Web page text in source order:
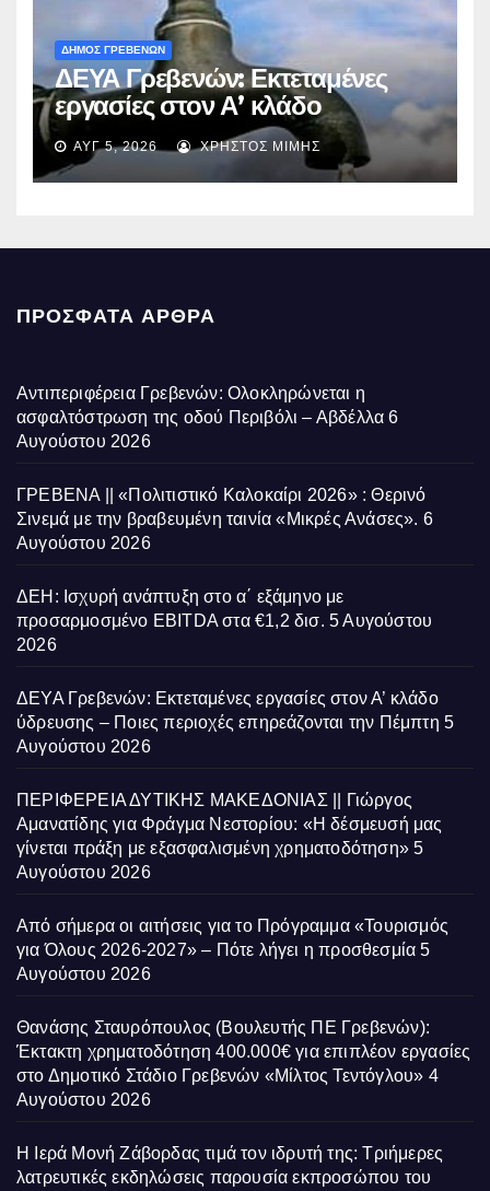
ΔΗΜΟΣ ΓΡΕΒΕΝΩΝ
ΔΕΥΑ Γρεβενών: Εκτεταμένες
εργασίες στον Α’ κλάδο
ύδρευσης – Ποιες περιοχές
επηρεάζονται την Πέμπτη
ΑΥΓ 5, 2026 ΧΡΉΣΤΟΣ ΜΊΜΗΣ
ΠΡΌΣΦΑΤΑ ΆΡΘΡΑ
Αντιπεριφέρεια Γρεβενών: Ολοκληρώνεται η
ασφαλτόστρωση της οδού Περιβόλι – Αβδέλλα 6
Αυγούστου 2026
ΓΡΕΒΕΝΑ || «Πολιτιστικό Καλοκαίρι 2026» : Θερινό
Σινεμά με την βραβευμένη ταινία «Μικρές Ανάσες». 6
Αυγούστου 2026
ΔΕΗ: Ισχυρή ανάπτυξη στο α΄ εξάμηνο με
προσαρμοσμένο EBITDA στα €1,2 δισ. 5 Αυγούστου
2026
ΔΕΥΑ Γρεβενών: Εκτεταμένες εργασίες στον Α’ κλάδο
ύδρευσης – Ποιες περιοχές επηρεάζονται την Πέμπτη 5
Αυγούστου 2026
ΠΕΡΙΦΕΡΕΙΑ ΔΥΤΙΚΗΣ ΜΑΚΕΔΟΝΙΑΣ || Γιώργος
Αμανατίδης για Φράγμα Νεστορίου: «Η δέσμευσή μας
γίνεται πράξη με εξασφαλισμένη χρηματοδότηση» 5
Αυγούστου 2026
Από σήμερα οι αιτήσεις για το Πρόγραμμα «Τουρισμός
για Όλους 2026-2027» – Πότε λήγει η προσθεσμία 5
Αυγούστου 2026
Θανάσης Σταυρόπουλος (Βουλευτής ΠΕ Γρεβενών):
Έκτακτη χρηματοδότηση 400.000€ για επιπλέον εργασίες
στο Δημοτικό Στάδιο Γρεβενών «Μίλτος Τεντόγλου» 4
Αυγούστου 2026
Η Ιερά Μονή Ζάβορδας τιμά τον ιδρυτή της: Τριήμερες
λατρευτικές εκδηλώσεις παρουσία εκπροσώπου του